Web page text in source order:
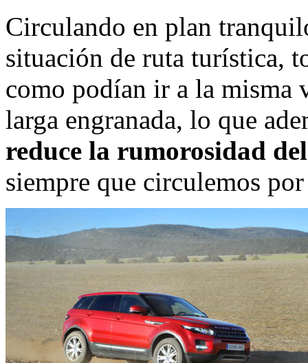
Circulando en plan
situación de ruta turística,
como podían ir a la misma
larga engranada, lo que
reduce la rumorosidad
siempre que circulemos